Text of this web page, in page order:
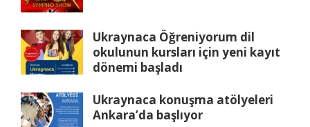
Ukraynaca Öğreniyorum dil
okulunun kursları için yeni kayıt
dönemi başladı
Ukraynaca konuşma atölyeleri
Ankara’da başlıyor